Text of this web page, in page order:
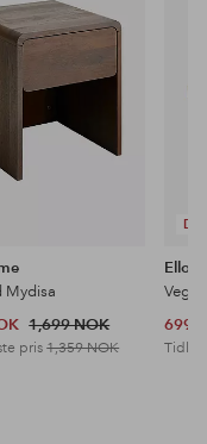
favoritter
Mydisa
1,699 NOK
pris1,359 NOK
Ellos
699
Tidl.